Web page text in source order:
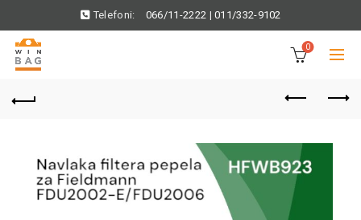
Telefoni: 066/11-2222 |011/332-9102
0